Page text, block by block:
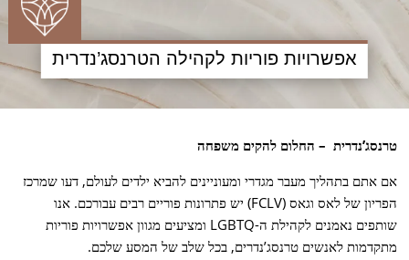
תהליכי תרומת ביציות, זרע ופונדקאות
תרומת ביצית – הדרך שלך להקמת משפחה
הפריה באמצעות תרומת זרע
ובמקצועיות
הפריה חוץ גופית עם תרומת ביצית ופונדקאית
אפשרויות פוריות לקהילה הטרנסג’נדרית
תרומת ביציות לגברים יחידים וזוגות חד מיניים
אפשרויות פוריות לקהילה הטרנסג’נדרית
טרנסג’נדרית – החלום להקים משפחה
אם אתם בתהליך מעבר מגדרי ומעוניינים להביא ילדים לעולם, דעו שמרכז
הפריון של לאס וגאס (FCLV) יש פתרונות פוריים רבים עבורכם. אנו
שותפים נאמנים לקהילת ה-LGBTQ ומציעים מגוון אפשרויות פוריות
מתקדמות לאנשים טרנסג’נדרים, בכל שלב של המסע שלכם.